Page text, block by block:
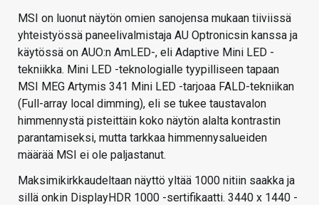
MSI on luonut näytön omien sanojensa mukaan tiiviissä
yhteistyössä paneelivalmistaja AU Optronicsin kanssa ja
käytössä on AUO:n AmLED-, eli Adaptive Mini LED -
tekniikka. Mini LED -teknologialle tyypilliseen tapaan
MSI MEG Artymis 341 Mini LED -tarjoaa FALD-tekniikan
(Full-array local dimming), eli se tukee taustavalon
himmennystä pisteittäin koko näytön alalta kontrastin
parantamiseksi, mutta tarkkaa himmennysalueiden
määrää MSI ei ole paljastanut.
Maksimikirkkaudeltaan näyttö yltää 1000 nitiin saakka ja
sillä onkin DisplayHDR 1000 -sertifikaatti. 3440 x 1440 -